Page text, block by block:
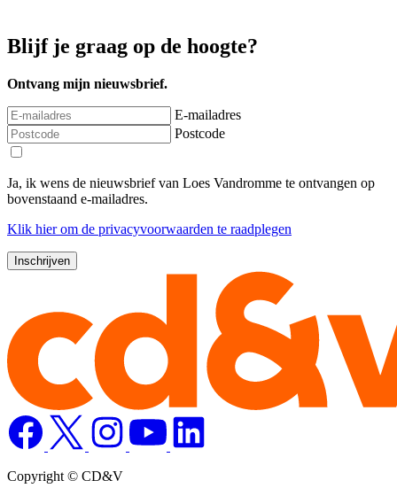
Blijf je graag op de hoogte?
Ontvang mijn nieuwsbrief.
E-mailadres
Postcode
Ja, ik wens de nieuwsbrief van Loes Vandromme te ontvangen op
bovenstaand e-mailadres.
Klik hierom de privacyvoorwaarden te raadplegen
Copyright © CD&V